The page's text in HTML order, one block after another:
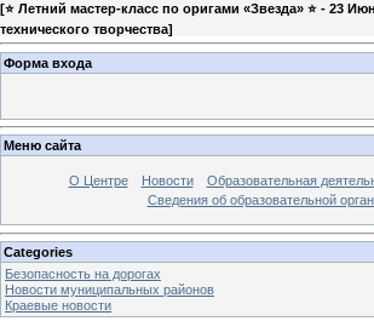
[⭐ Летний мастер-класс по оригами «Звезда» ⭐ - 23
технического творчества]
Форма входа
Меню сайта
О Центре Новости Образовательная
Сведения об образовательной
Categories
Безопасность на дорогах
Новости муниципальных районов
Краевые новости